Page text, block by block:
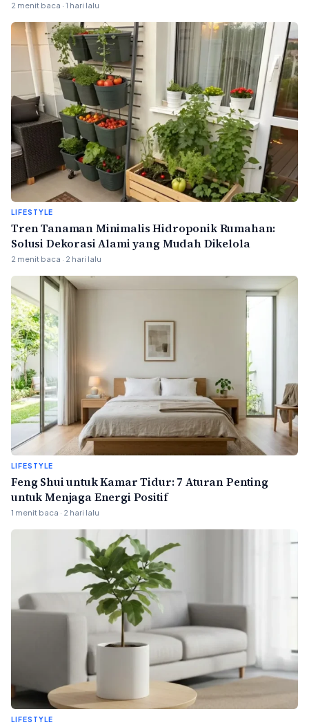
2 menit baca · 1 hari lalu
LIFESTYLE
Tren Tanaman Minimalis Hidroponik Rumahan:
Solusi Dekorasi Alami yang Mudah Dikelola
2 menit baca · 2 hari lalu
LIFESTYLE
Feng Shui untuk Kamar Tidur: 7 Aturan Penting
untuk Menjaga Energi Positif
1 menit baca · 2 hari lalu
LIFESTYLE